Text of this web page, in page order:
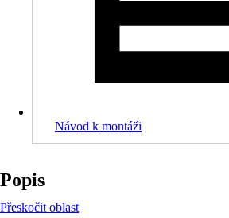
Návod k montáži
Popis
Přeskočit oblast